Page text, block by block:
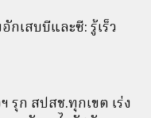
เสบบีและซี: รู้เร็ว
รุก สปสช.ทุกเขต เร่ง